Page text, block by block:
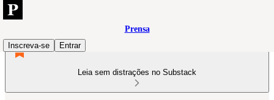
Prensa
Inscreva-se
Entrar
Leia sem distrações no Substack